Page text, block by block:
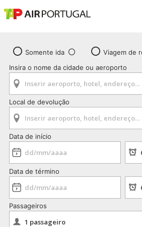
Somente ida
Viagem de
Insira o nome da cidade ou aeroporto
Local de devolução
Data de início
Data de término
Passageiros